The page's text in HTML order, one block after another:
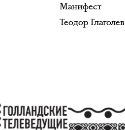
Манифест
Теодор Глаголев